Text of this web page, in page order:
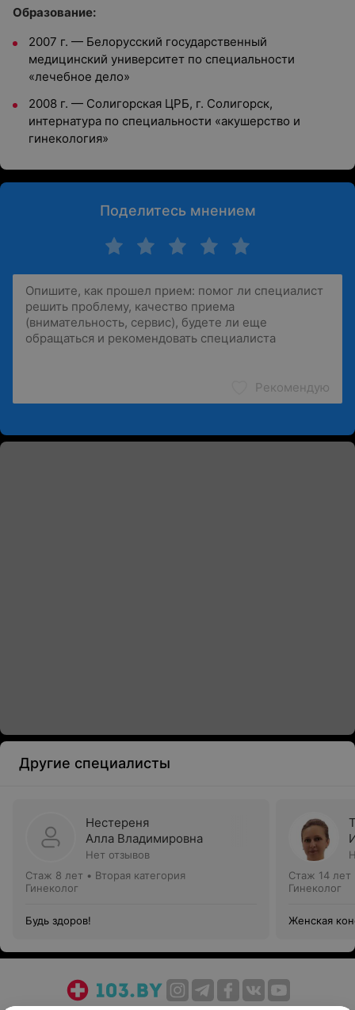
Oбразование:
2007 г. — Белорусский государственный
медицинский университет по специальности
«лечебное дело»
2008 г. — Солигорская ЦРБ, г. Солигорск,
интернатура по специальности «акушерство и
гинекология»
Поделитесь мнением
Рекомендую
Другие специалисты
Нестереня
Алла Владимировна
Нет отзывов
Стаж 8 лет • Вторая категория
Гинеколог
Будь здоров!
Стаж 14 лет
Гинеколог
Женская